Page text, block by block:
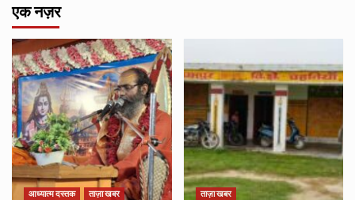
एक नज़र
आध्यात्म दस्तक ताज़ा खबर ताज़ा खबर